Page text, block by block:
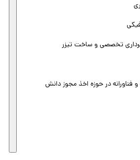
تخصصی و ساخت تیزر
و فناورانه در حوزه اخذ مجوز دانش